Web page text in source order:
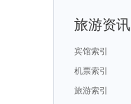
旅游资讯
宾馆索引
机票索引
旅游索引